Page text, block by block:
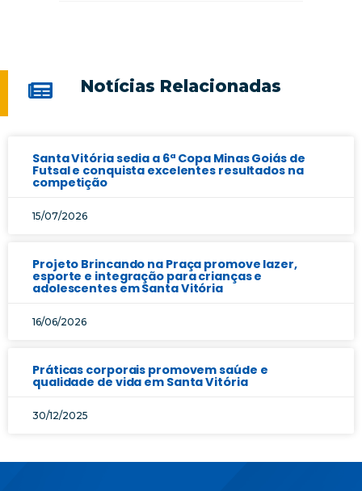
Notícias Relacionadas
Santa Vitória sedia a 6ª Copa Minas Goiás de
Futsal e conquista excelentes resultados na
competição
15/07/2026
Projeto Brincando na Praça promove lazer,
esporte e integração para crianças e
adolescentes em Santa Vitória
16/06/2026
Práticas corporais promovem saúde e
qualidade de vida em Santa Vitória
30/12/2025